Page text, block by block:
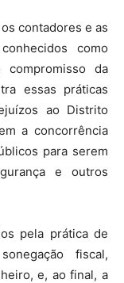
contadores e as
como
compromisso da
essas práticas
ao Distrito
a concorrência
para serem
e outros
pela prática de
fiscal,
e, ao final, a